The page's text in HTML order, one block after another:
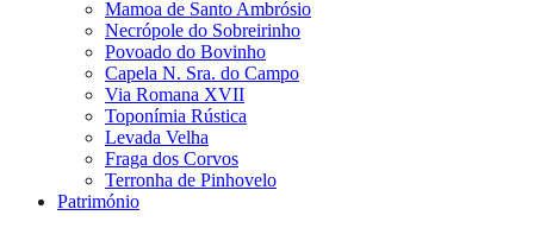
Mamoa de Santo Ambrósio
Necrópole do Sobreirinho
Povoado do Bovinho
Capela N. Sra. do Campo
Via Romana XVII
Toponímia Rústica
Levada Velha
Fraga dos Corvos
Terronha de Pinhovelo
Património